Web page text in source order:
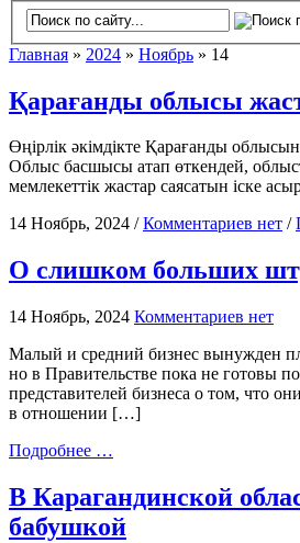
Главная » 2024 » Ноябрь » 14
Қарағанды облысы
Өңірлік әкімдікте Қарағанды
Облыс басшысы атап өткендей,
мемлекеттік жастар саясатын іске
14 Ноябрь, 2024 /Комментариев нет /
О слишком больших
14 Ноябрь, 2024 Комментариев нет
Малый и средний бизнес вынужден
но в Правительстве пока не готовы
представителей бизнеса о том, что
в отношении […]
Подробнее …
В Карагандинской
бабушкой